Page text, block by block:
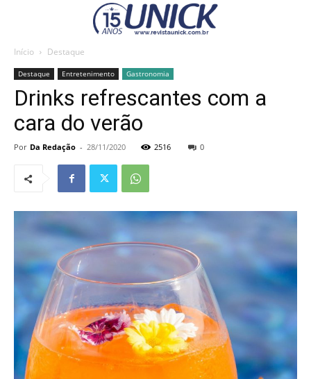
Início Destaque
Destaque Entretenimento Gastronomia
Drinks refrescantes com a
cara do verão
Por Da Redação - 28/11/2020 2516 0